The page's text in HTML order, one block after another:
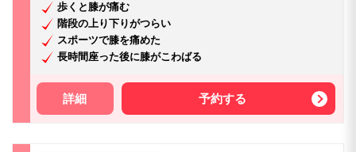
歩くと膝が痛む
階段の上り下りがつらい
スポーツで膝を痛めた
長時間座った後に膝がこわばる
詳細 予約する